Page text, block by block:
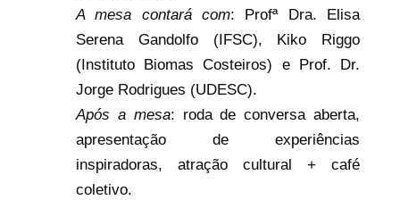
A mesa contará com: Profª Dra. Elisa
Serena Gandolfo (IFSC), Kiko Riggo
(Instituto Biomas Costeiros) e Prof. Dr.
Jorge Rodrigues (UDESC).
Após a mesa: roda de conversa aberta,
apresentação de experiências
inspiradoras, atração cultural + café
coletivo.